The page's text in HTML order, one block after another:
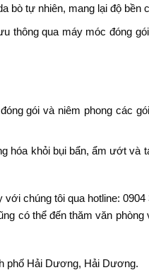
bò tự nhiên, mang lại độ bền
thông qua máy móc đóng
gói và niêm phong các
hóa khỏi bụi bẩn, ẩm ướt
chúng tôi qua hotline:
có thể đến thăm văn
phố Hải Dương, Hải Dương.